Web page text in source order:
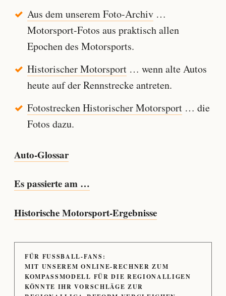
Aus dem unserem Foto-Archiv…
Motorsport-Fotos aus praktisch allen
Epochen des Motorsports.
Historischer Motorsport… wenn alte Autos
heute auf der Rennstrecke antreten.
Fotostrecken Historischer Motorsport… die
Fotos dazu.
Auto-Glossar
Es passierte am …
Historische Motorsport-Ergebnisse
FÜR FUSSBALL-FANS:
MIT UNSEREM ONLINE-RECHNER ZUM
KOMPASSMODELL FÜR DIE REGIONALLIGEN
KÖNNTE IHR VORSCHLÄGE ZUR